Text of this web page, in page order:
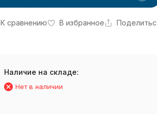
К сравнению В избранное
Наличие на складе:
Нет в наличии